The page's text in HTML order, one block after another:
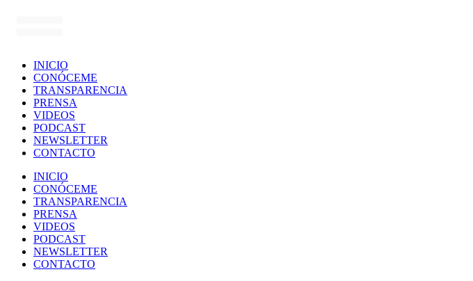
INICIO
CONÓCEME
TRANSPARENCIA
PRENSA
VIDEOS
PODCAST
NEWSLETTER
CONTACTO
INICIO
CONÓCEME
TRANSPARENCIA
PRENSA
VIDEOS
PODCAST
NEWSLETTER
CONTACTO